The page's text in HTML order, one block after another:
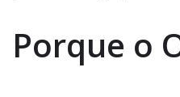
Porque o